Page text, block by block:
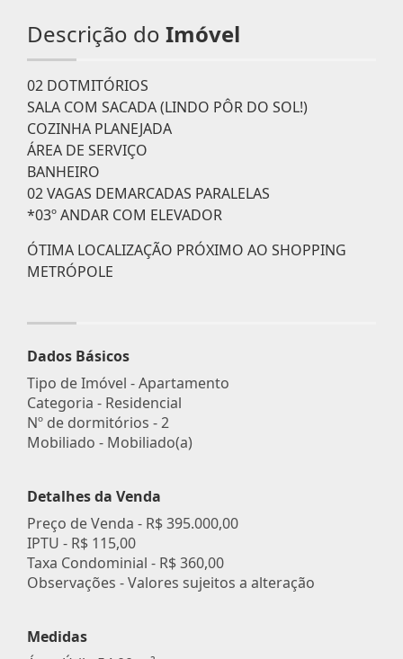
Descrição do Imóvel
02 DOTMITÓRIOS
SALA COM SACADA (LINDO PÔR DO SOL!)
COZINHA PLANEJADA
ÁREA DE SERVIÇO
BANHEIRO
02 VAGAS DEMARCADAS PARALELAS
*03º ANDAR COM ELEVADOR
ÓTIMA LOCALIZAÇÃO PRÓXIMO AO SHOPPING
METRÓPOLE
Dados Básicos
Tipo de Imóvel - Apartamento
Categoria - Residencial
Nº de dormitórios - 2
Mobiliado - Mobiliado(a)
Detalhes da Venda
Preço de Venda - R$ 395.000,00
IPTU - R$ 115,00
Taxa Condominial - R$ 360,00
Observações - Valores sujeitos a alteração
Medidas